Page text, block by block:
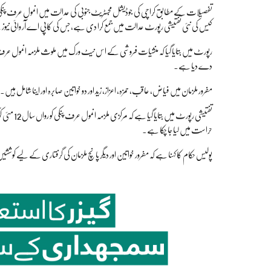
تفصیلات کے مطابق کراچی کی جوڈیشل مجسٹریٹ جنوبی کی عدالت میں انمول
کیس کی نئی تفتیشی رپورٹ عدالت میں جمع کرا دی ہے، جس کی کاپی اے آر وائی
دے دیا ہے۔
مفرور ملزمان میں فیاض، عاقب، حمزہ، اعزاز، زید اور دو خواتین صابرہ اور اینا شامل ہیں۔
حراست میں لیا جا چکا ہے۔
پولیس حکام کا کہنا ہے کہ مفرور خواتین اور دیگر پانچ ملزمان کی گرفتاری کے لیے